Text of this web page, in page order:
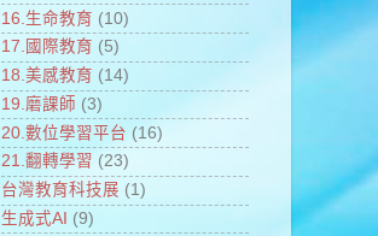
16.生命教育 (10)
17.國際教育 (5)
18.美感教育 (14)
19.磨課師 (3)
20.數位學習平台 (16)
21.翻轉學習 (23)
台灣教育科技展 (1)
生成式AI (9)